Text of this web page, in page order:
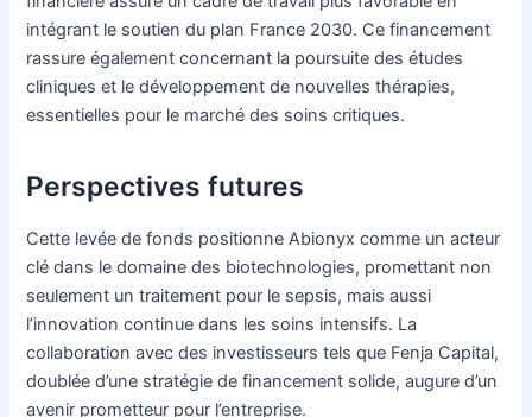
intégrant le soutien du plan France 2030. Ce financement
rassure également concernant la poursuite des études
cliniques et le développement de nouvelles thérapies,
essentielles pour le marché des soins critiques.
Perspectives futures
Cette levée de fonds positionne Abionyx comme un acteur
clé dans le domaine des biotechnologies, promettant non
seulement un traitement pour le sepsis, mais aussi
l’innovation continue dans les soins intensifs. La
collaboration avec des investisseurs tels que Fenja Capital,
doublée d’une stratégie de financement solide, augure d’un
avenir prometteur pour l’entreprise.